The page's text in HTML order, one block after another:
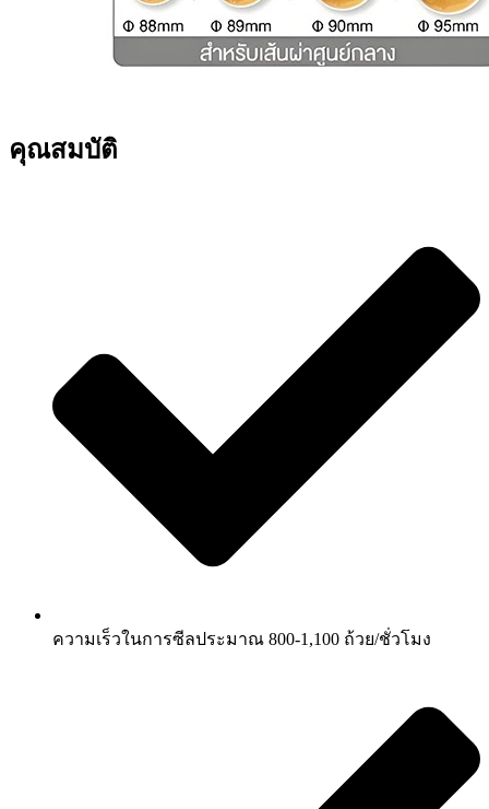
คุณสมบัติ
ความเร็วในการซีลประมาณ 800-1,100 ถ้วย/ชั่วโมง